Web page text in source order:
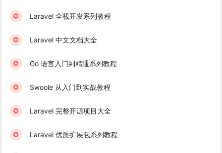
Laravel 全栈开发系列教程
Laravel 中文文档大全
Go 语言入门到精通系列教程
Swoole 从入门到实战教程
Laravel 完整开源项目大全
Laravel 优质扩展包系列教程